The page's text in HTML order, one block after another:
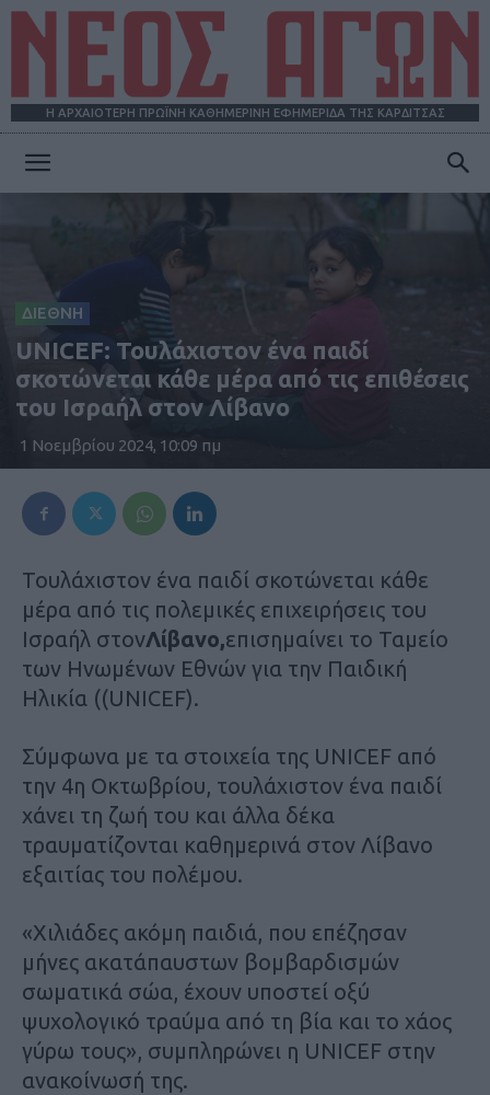
Η ΑΡΧΑΙΟΤΕΡΗ ΠΡΩΪΝΗ ΚΑΘΗΜΕΡΙΝΗ ΕΦΗΜΕΡΙΔΑ ΤΗΣ ΚΑΡΔΙΤΣΑΣ
ΔΙΕΘΝΗ
UNICEF: Τουλάχιστον ένα παιδί
σκοτώνεται κάθε μέρα από τις επιθέσεις
του Ισραήλ στον Λίβανο
1 Νοεμβρίου 2024, 10:09 πμ
Τουλάχιστον ένα παιδί σκοτώνεται κάθε
μέρα από τις πολεμικές επιχειρήσεις του
Ισραήλ στονΛίβανο,επισημαίνει το Ταμείο
των Ηνωμένων Εθνών για την Παιδική
Ηλικία ((UNICEF).
Σύμφωνα με τα στοιχεία της UNICEF από
την 4η Οκτωβρίου, τουλάχιστον ένα παιδί
χάνει τη ζωή του και άλλα δέκα
τραυματίζονται καθημερινά στον Λίβανο
εξαιτίας του πολέμου.
«Χιλιάδες ακόμη παιδιά, που επέζησαν
μήνες ακατάπαυστων βομβαρδισμών
σωματικά σώα, έχουν υποστεί οξύ
ψυχολογικό τραύμα από τη βία και το χάος
γύρω τους», συμπληρώνει η UNICEF στην
ανακοίνωσή της.